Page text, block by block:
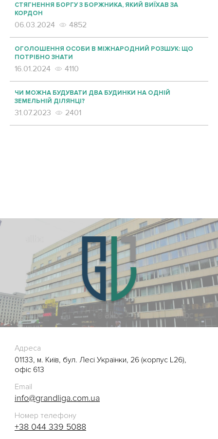
СТЯГНЕННЯ БОРГУ З БОРЖНИКА, ЯКИЙ ВИЇХАВ ЗА
КОРДОН
06.03.2024 4852
ОГОЛОШЕННЯ ОСОБИ В МІЖНАРОДНИЙ РОЗШУК: ЩО
ПОТРІБНО ЗНАТИ
16.01.2024 4110
ЧИ МОЖНА БУДУВАТИ ДВА БУДИНКИ НА ОДНІЙ
ЗЕМЕЛЬНІЙ ДІЛЯНЦІ?
31.07.2023 2401
Адреса
01133, м. Київ, бул. Лесі Українки, 26 (корпус L26),
офіс 613
Email
info@grandliga.com.ua
Номер телефону
+38 044 339 5088